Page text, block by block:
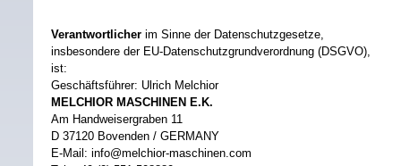
Verantwortlicherim Sinne der Datenschutzgesetze,
insbesondere der EU-Datenschutzgrundverordnung (DSGVO),
ist:
Geschäftsführer: Ulrich Melchior
MELCHIOR MASCHINEN E.K.
Am Handweisergraben 11
D 37120 Bovenden / GERMANY
E-Mail: info@melchior-maschinen.com